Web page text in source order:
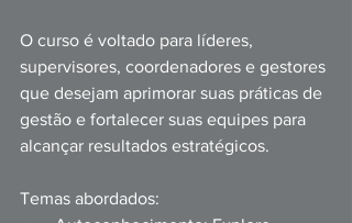
O curso é voltado para líderes,
supervisores, coordenadores e gestores
que desejam aprimorar suas práticas de
gestão e fortalecer suas equipes para
alcançar resultados estratégicos.
Temas abordados: